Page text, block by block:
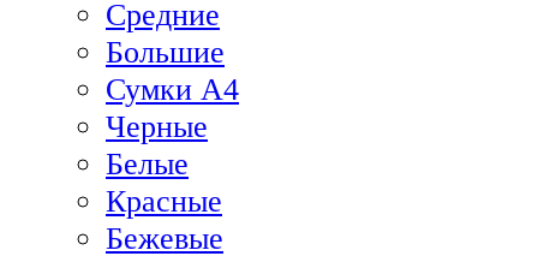
Средние
Большие
Сумки А4
Черные
Белые
Красные
Бежевые